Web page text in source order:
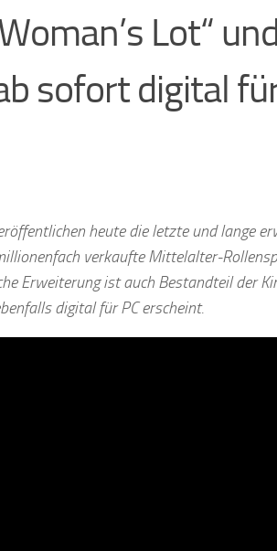
Lot“
sofort digital
heute die letzte und lange
verkaufte Mittelalter-
Erweiterung ist auch Bestandteil der
digital für PC erscheint.